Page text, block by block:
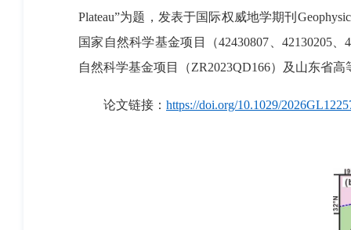
Plateau”为题，发表于国际权威地学期刊
国家自然科学基金项目（42430807 42130205、
自然科学基金项目（ZR2023QD166）及山东省高
论文链接： https://doi.org/10.1029/